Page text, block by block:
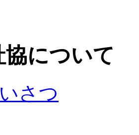
協について
さつ